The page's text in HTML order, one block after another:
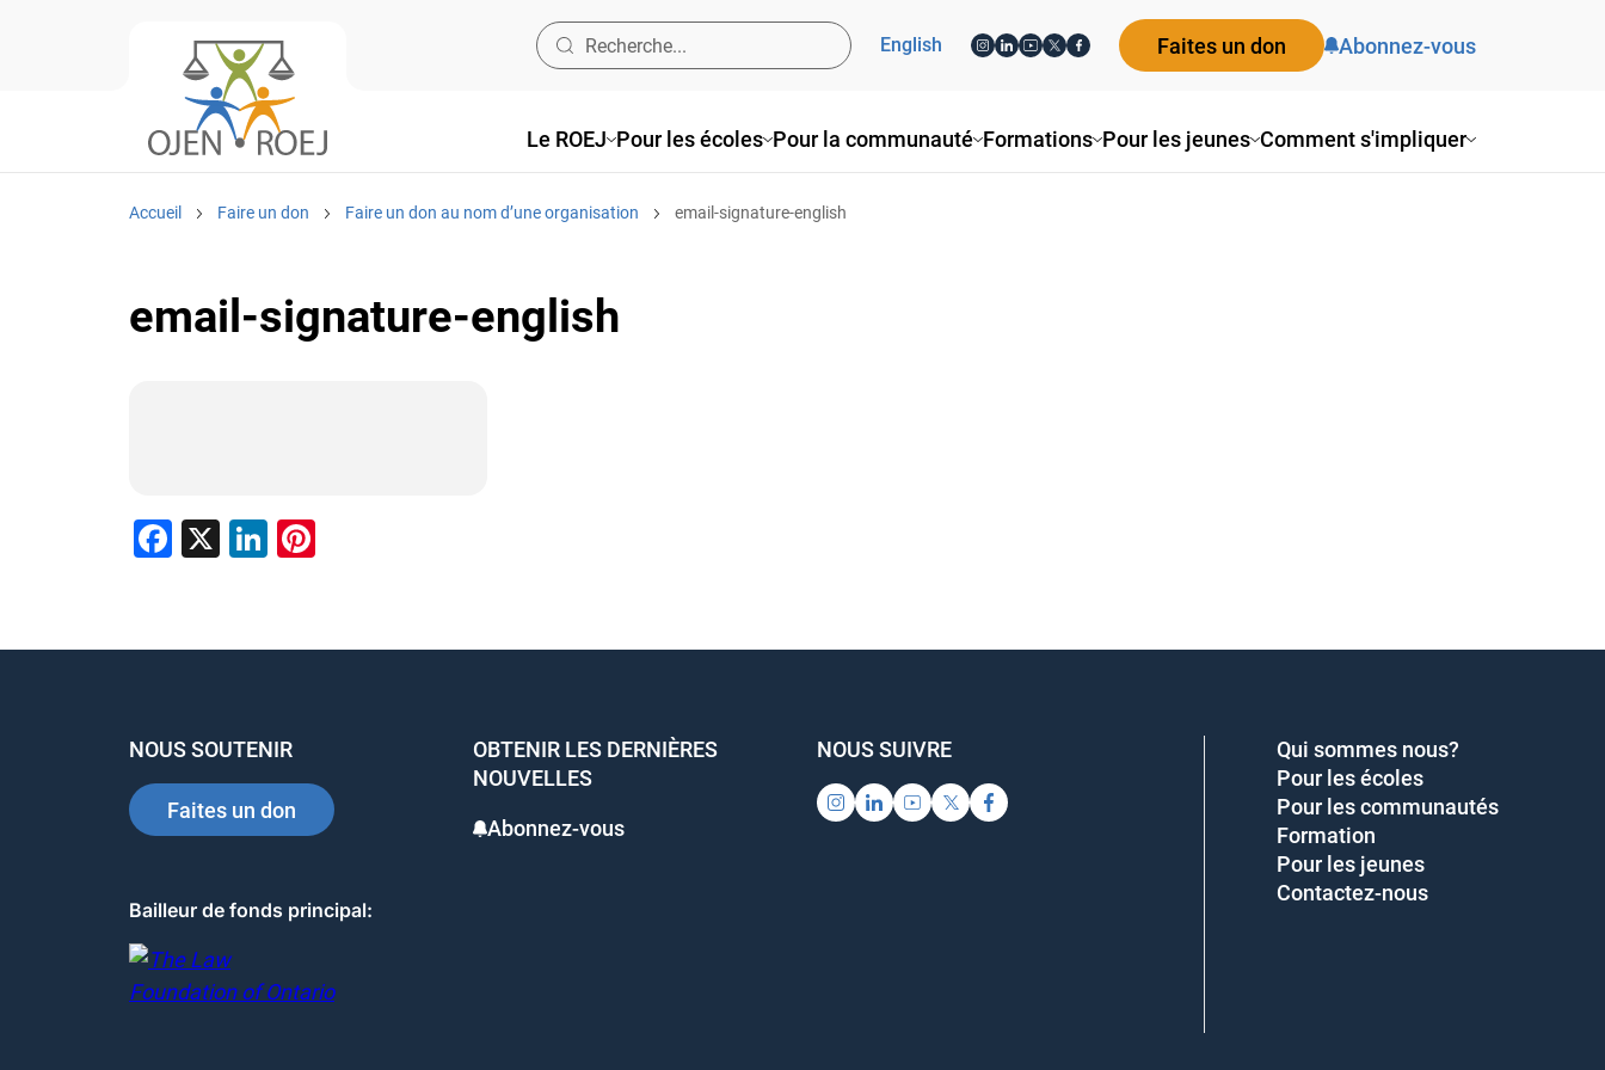
Le ROEJ Pour les écoles Pour la communauté Formations Pour les jeunes Comment s'impliquer
English Faites un don Abonnez-vous
Accueil Faire un don Faire un don au nom d’une organisation email-signature-english
email-signature-english
F
e
o
o
k
X
Li
e
n
e
NOUS SOUTENIR
Faites un don
OBTENIR LES DERNIÈRES
NOUVELLES
Abonnez-vous
NOUS SUIVRE
Bailleur de fonds principal:
Qui sommes nous?
Pour les écoles
Pour les communautés
Formation
Pour les jeunes
Contactez-nous